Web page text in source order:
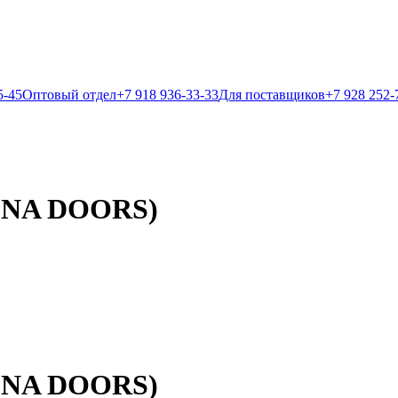
45Оптовый отдел+7 918 936-33-33Для поставщиков+7 928 252-
DOORS)
DOORS)